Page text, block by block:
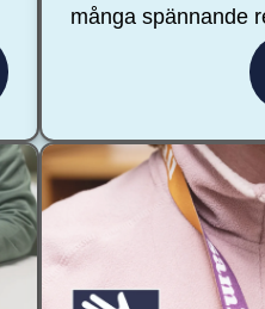
många spännande